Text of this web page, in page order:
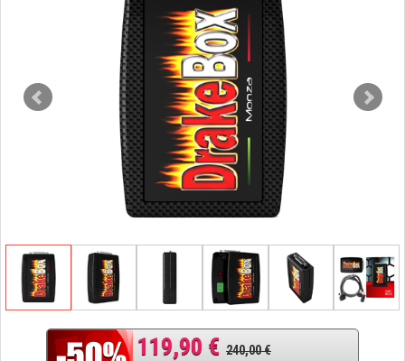
119,90 € 240,00 €